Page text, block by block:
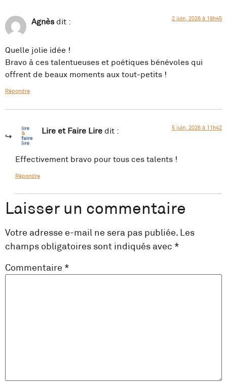
Agnès dit : 2 juin, 2026 à 18h45
Quelle jolie idée !
Bravo à ces talentueuses et poétiques bénévoles qui
offrent de beaux moments aux tout-petits !
Répondre
Lire et Faire Lire dit : 5 juin, 2026 à 11h42
Effectivement bravo pour tous ces talents !
Répondre
Laisser un commentaire
Votre adresse e-mail ne sera pas publiée. Les
champs obligatoires sont indiqués avec *
Commentaire *